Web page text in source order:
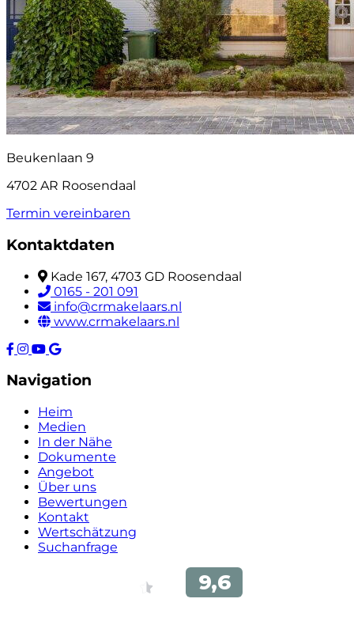
Beukenlaan 9
4702 AR Roosendaal
Termin vereinbaren
Kontaktdaten
Kade 167, 4703 GD Roosendaal
0165 - 201 091
info@crmakelaars.nl
www.crmakelaars.nl
Navigation
Heim
Medien
In der Nähe
Dokumente
Angebot
Über uns
Bewertungen
Kontakt
Wertschätzung
Suchanfrage